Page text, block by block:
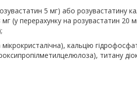
5 мг) або розувастатину
(у перерахунку на розувастатин 20
кальцію
титану